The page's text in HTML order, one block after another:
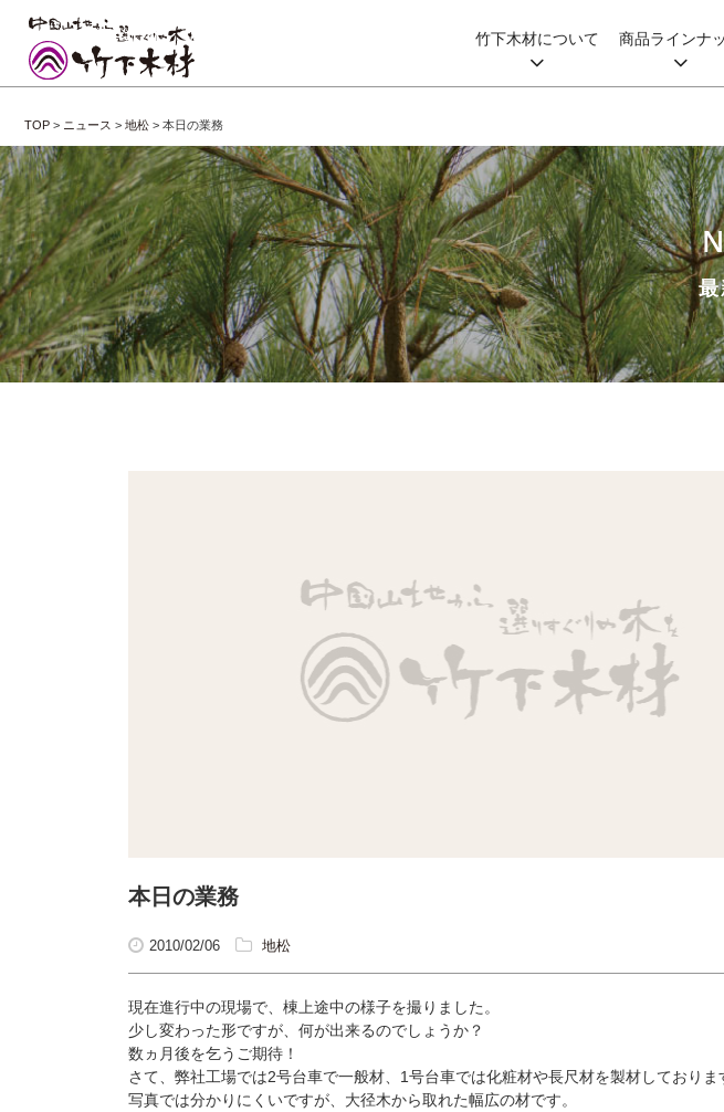
竹下木材について 商品ラインナ
TOP > ニュース > 地松 > 本日の業務
本日の業務
2010/02/06 地松
現在進行中の現場で、棟上途中の様子を撮りました。
少し変わった形ですが、何が出来るのでしょうか？
数ヵ月後を乞うご期待！
さて、弊社工場では2号台車で一般材、1号台車では化粧材や長尺材を製材しておりま
写真では分かりにくいですが、大径木から取れた幅広の材です。